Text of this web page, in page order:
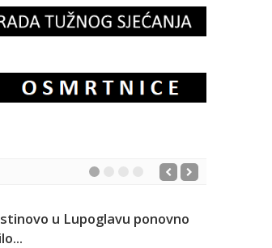
u Lupoglavu ponovno